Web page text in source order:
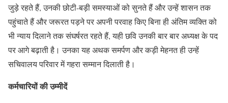
जुड़े रहते हैं, उनकी छोटी-बड़ी समस्याओं को सुनते हैं और उन्हें शासन तक
पहुंचाते हैं और जरूरत पड़ने पर अपनी परवाह किए बिना ही अंतिम व्यक्ति को
भी न्याय दिलाने तक संघर्षरत रहते हैं, यही छवि उनकी बार बार अध्यक्ष के पद
पर आगे बढ़ाती है। उनका यह अथक समर्पण और कड़ी मेहनत ही उन्हें
सचिवालय परिवार में गहरा सम्मान दिलाती है।
कर्मचारियों की उम्मीदें